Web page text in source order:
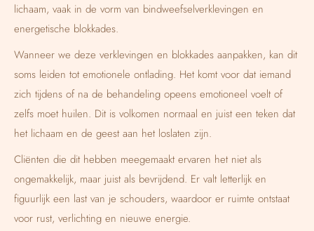
lichaam, vaak in de vorm van bindweefselverklevingen en
energetische blokkades.
Wanneer we deze verklevingen en blokkades aanpakken, kan dit
soms leiden tot emotionele ontlading. Het komt voor dat iemand
zich tijdens of na de behandeling opeens emotioneel voelt of
zelfs moet huilen. Dit is volkomen normaal en juist een teken dat
het lichaam en de geest aan het loslaten zijn.
Cliënten die dit hebben meegemaakt ervaren het niet als
ongemakkelijk, maar juist als bevrijdend. Er valt letterlijk en
figuurlijk een last van je schouders, waardoor er ruimte ontstaat
voor rust, verlichting en nieuwe energie.